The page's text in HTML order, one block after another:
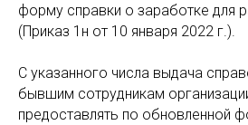
форму справки о заработке для
(Приказ 1н от 10 января 2022 г.).
С указанного числа выдача
бывшим сотрудникам
предоставлять по обновленной